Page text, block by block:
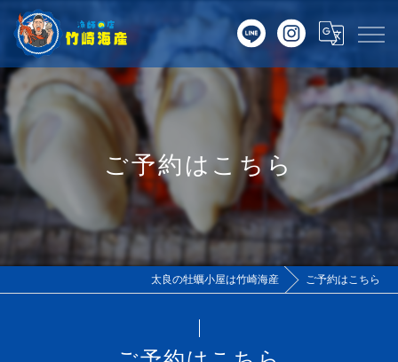
ご予約はこちら
太良の牡蠣小屋は竹崎海産 ご予約はこちら